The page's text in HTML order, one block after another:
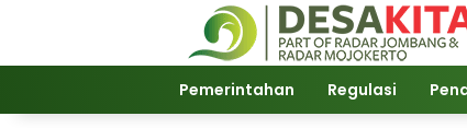
Pemerintahan Regulasi